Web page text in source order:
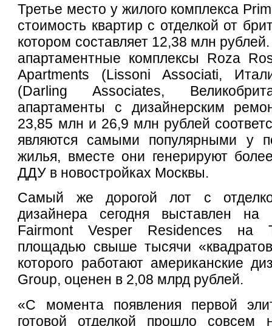
Третье место у жилого комплекса
стоимость квартир с отделкой от
котором составляет 12,38 млн
апартаментные комплексы Roza
Apartments (Lissoni Associati,
(Darling Associates,
апартаменты с дизайнерским
23,85 млн и 26,9 млн рублей
являются самыми популярными у
жилья, вместе они генерируют
ДДУ в новостройках Москвы.
Самый же дорогой лот с
дизайнера сегодня выставлен
Fairmont Vesper Residences на
площадью свыше тысячи
которого работают американские
Group, оценен в 2,08 млрд рублей.
«С момента появления первой
готовой отделкой прошло совсем